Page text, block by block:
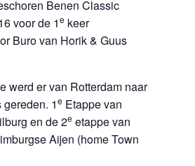
Benen Classic
voor de 1e keer
Buro van Horik & Guus
werd er van Rotterdam naar
1e Etappe van
en de 2e etappe van
Aijen (home Town